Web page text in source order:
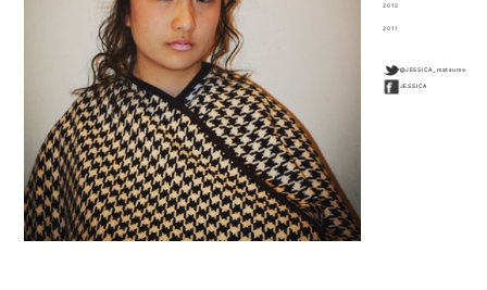
2012
2011
@JESSICA_matsumo
JESSICA